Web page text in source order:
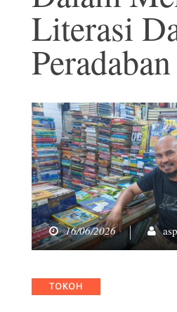
Literasi
Peradaban
16/06/2026
Categories
TOKOH